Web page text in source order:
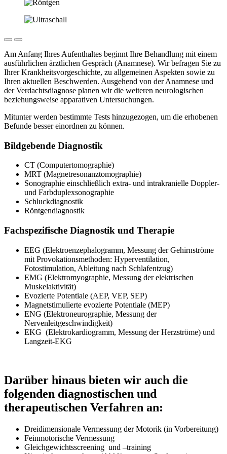
Am Anfang Ihres Aufenthaltes beginnt Ihre Behandlung mit einem
ausführlichen ärztlichen Gespräch (Anamnese). Wir befragen Sie zu
Ihrer Krankheitsvorgeschichte, zu allgemeinen Aspekten sowie zu
Ihren aktuellen Beschwerden. Ausgehend von der Anamnese und
der Verdachtsdiagnose planen wir die weiteren neurologischen
beziehungsweise apparativen Untersuchungen.
Mitunter werden bestimmte Tests hinzugezogen, um die erhobenen
Befunde besser einordnen zu können.
Bildgebende Diagnostik
CT (Computertomographie)
MRT (Magnetresonanztomographie)
Sonographie einschließlich extra- und intrakranielle Doppler-
und Farbduplexsonographie
Schluckdiagnostik
Röntgendiagnostik
Fachspezifische Diagnostik und Therapie
EEG (Elektroenzephalogramm, Messung der Gehirnströme
mit Provokationsmethoden: Hyperventilation,
Fotostimulation, Ableitung nach Schlafentzug)
EMG (Elektromyographie, Messung der elektrischen
Muskelaktivität)
Evozierte Potentiale (AEP, VEP, SEP)
Magnetstimulierte evozierte Potentiale (MEP)
ENG (Elektroneurographie, Messung der
Nervenleitgeschwindigkeit)
EKG (Elektrokardiogramm, Messung der Herzströme) und
Langzeit-EKG
Darüber hinaus bieten wir auch die
folgenden diagnostischen und
therapeutischen Verfahren an:
Dreidimensionale Vermessung der Motorik (in Vorbereitung)
Feinmotorische Vermessung
Gleichgewichtsscreening und –training